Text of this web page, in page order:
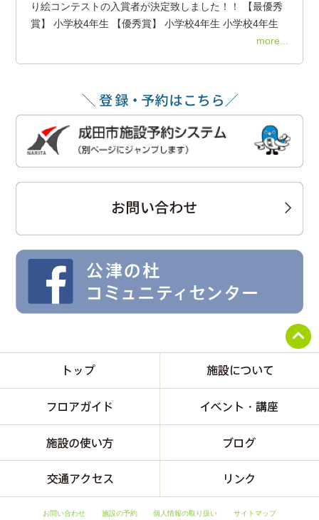
り絵コンテストの入賞者が決定致しました！！ 【最優秀
賞】 小学校4年生 【優秀賞】 小学校4年生 小学校4年生
more...
お問い合わせ 施設の予約 個人情報の取り扱い サイトマップ